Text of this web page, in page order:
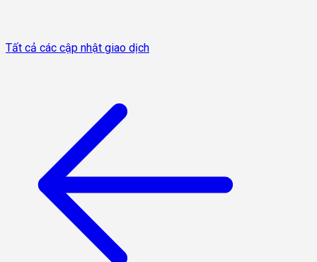
Tất cả các cập nhật giao dịch